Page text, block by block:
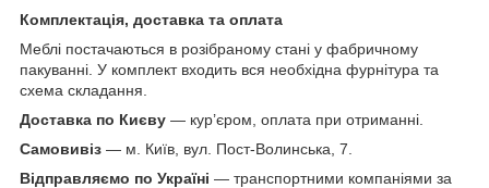
Комплектація, доставка та оплата
Меблі постачаються в розібраному стані у фабричному
пакуванні. У комплект входить вся необхідна фурнітура та
схема складання.
Доставка по Києву — кур’єром, оплата при отриманні.
Самовивіз — м. Київ, вул. Пост-Волинська, 7.
Відправляємо по Україні — транспортними компаніями за